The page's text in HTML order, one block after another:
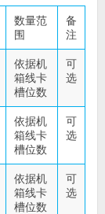
数量范
围
备
注
依据机
箱线卡
槽位数
可
选
依据机
箱线卡
槽位数
可
选
依据机
箱线卡
槽位数
可
选